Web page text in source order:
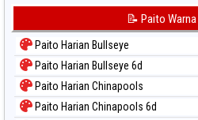
📝 Paito
Paito Harian Bullseye
Paito Harian Bullseye 6d
Paito Harian Chinapools
Paito Harian Chinapools 6d